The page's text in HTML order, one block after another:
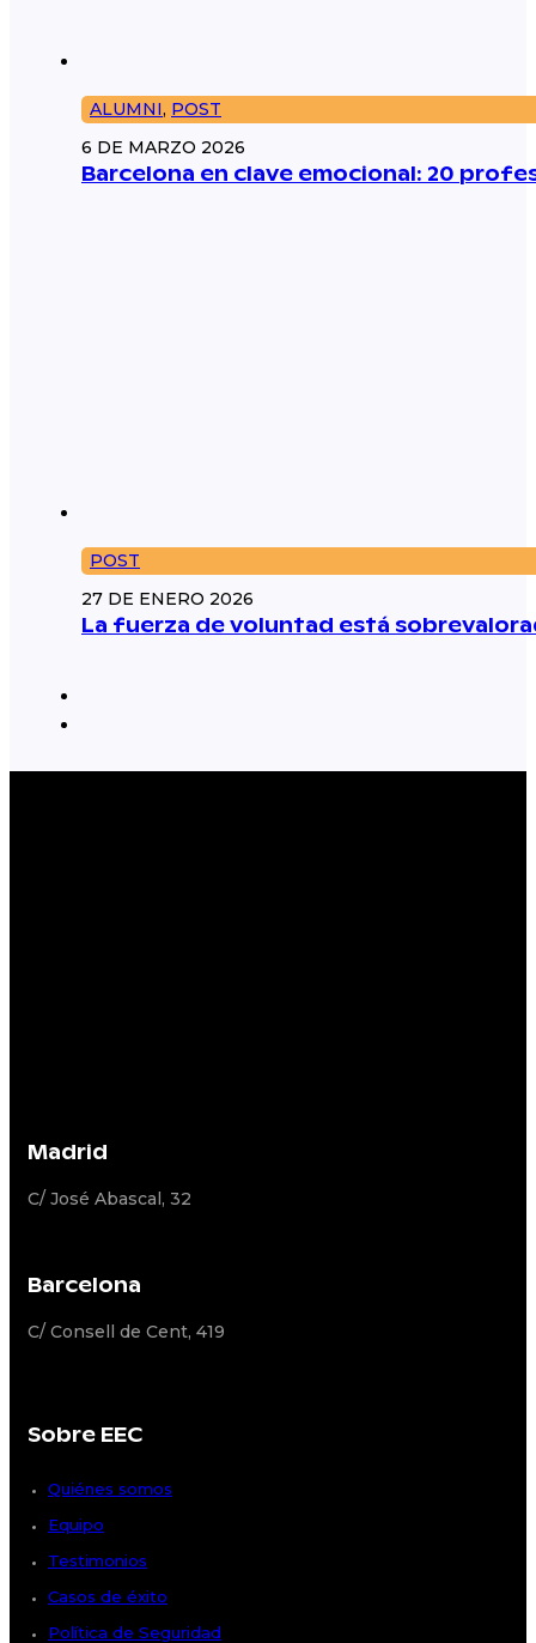
ALUMNI, POST
6 DE MARZO 2026
Barcelona en clave emocional: 20
POST
27 DE ENERO 2026
La fuerza de voluntad está
Madrid
C/ José Abascal, 32
Barcelona
C/ Consell de Cent, 419
Sobre EEC
Quiénes somos
Equipo
Testimonios
Casos de éxito
Política de Seguridad